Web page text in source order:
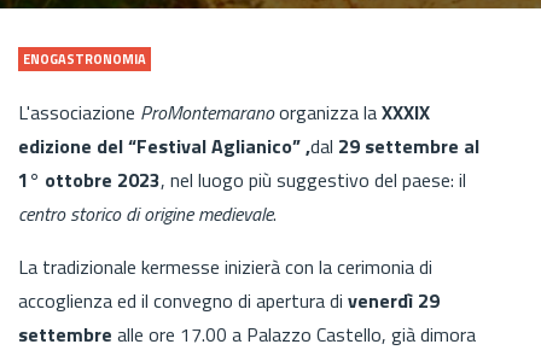
ENOGASTRONOMIA
L'associazione ProMontemaranoorganizza laXXXIX
edizione del “Festival Aglianico” ,dal 29 settembre al
1° ottobre 2023, nel luogo più suggestivo del paese: il
centro storico di origine medievale.
La tradizionale kermesse inizierà con la cerimonia di
accoglienza ed il convegno di apertura di venerdì 29
settembre alle ore 17.00 a Palazzo Castello, già dimora